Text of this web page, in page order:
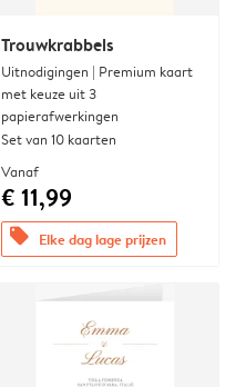
Trouwkrabbels
Uitnodigingen | Premium kaart
met keuze uit 3
papierafwerkingen
Set van 10 kaarten
Vanaf
€ 11,99
offers Elke dag lage prijzen